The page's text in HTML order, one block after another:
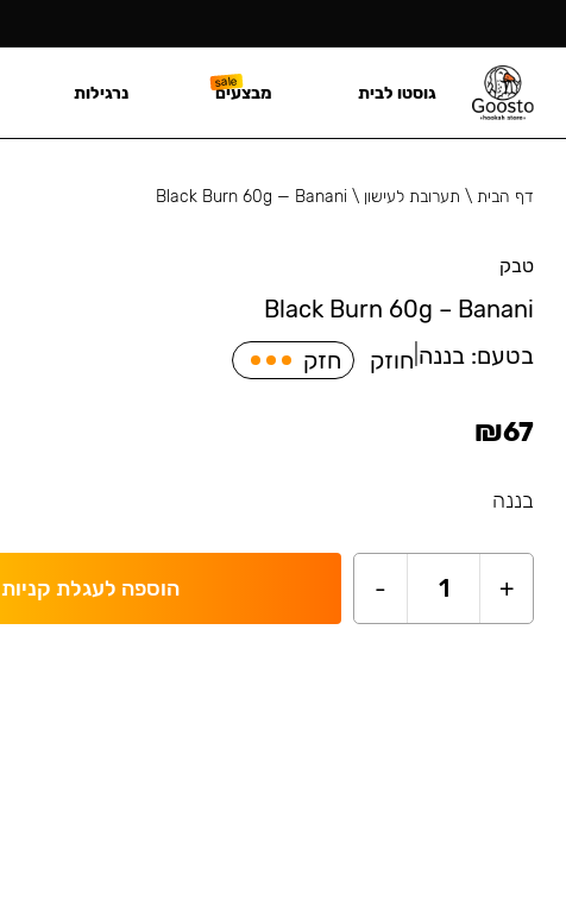
דף הבית\ תערובת לעישון \
Black Burn 60g — Banani
טבק
Black Burn 60g – Banani
בטעם: בננה חוזק חזק
₪67
בננה
+
1
- הוספה לעגלת קניות
גוסטו לבית מבצעים נרגילות